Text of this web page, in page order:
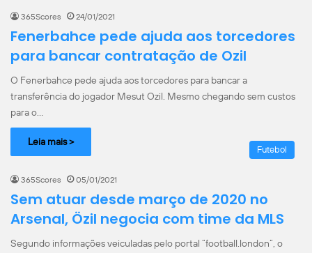
365Scores 24/01/2021
Fenerbahce pede ajuda aos torcedores
para bancar contratação de Ozil
O Fenerbahce pede ajuda aos torcedores para bancar a
transferência do jogador Mesut Ozil. Mesmo chegando sem custos
para o…
Leia mais >
Futebol
365Scores 05/01/2021
Sem atuar desde março de 2020 no
Arsenal, Özil negocia com time da MLS
Segundo informações veiculadas pelo portal “football.london”, o